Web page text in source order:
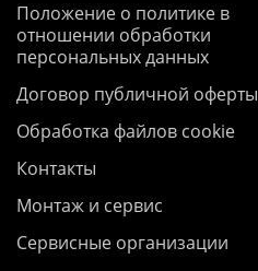
Положение о политике в
отношении обработки
персональных данных
Договор публичной оферты
Обработка файлов cookie
Контакты
Монтаж и сервис
Сервисные организации